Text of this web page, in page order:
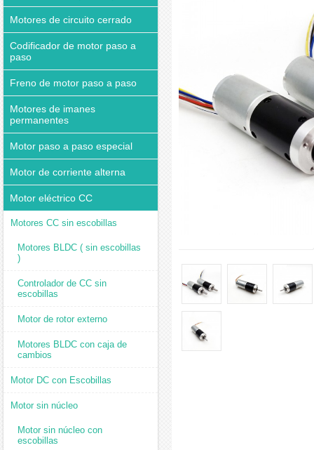
Motores de circuito cerrado
Codificador de motor paso a
paso
Freno de motor paso a paso
Motores de imanes
permanentes
Motor paso a paso especial
Motor de corriente alterna
Motor eléctrico CC
Motores CC sin escobillas
Motores BLDC ( sin escobillas
)
Controlador de CC sin
escobillas
Motor de rotor externo
Motores BLDC con caja de
cambios
Motor DC con Escobillas
Motor sin núcleo
Motor sin núcleo con
escobillas